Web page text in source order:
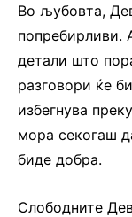
Во љубовта,
попребирливи.
детали што
разговори ќе
избегнува
мора секогаш
биде добра.
Слободните